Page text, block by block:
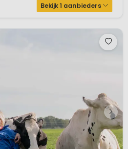
Bekijk 1 aanbieders